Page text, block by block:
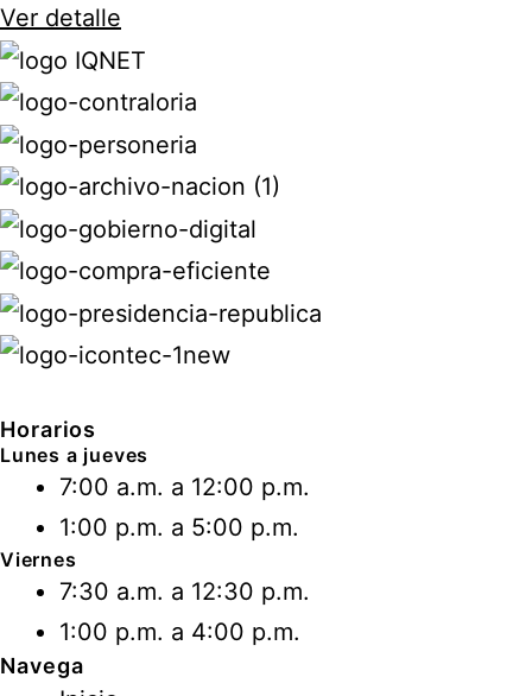
Ver detalle
Horarios
Lunes a jueves
7:00 a.m. a 12:00 p.m.
1:00 p.m. a 5:00 p.m.
Viernes
7:30 a.m. a 12:30 p.m.
1:00 p.m. a 4:00 p.m.
Navega